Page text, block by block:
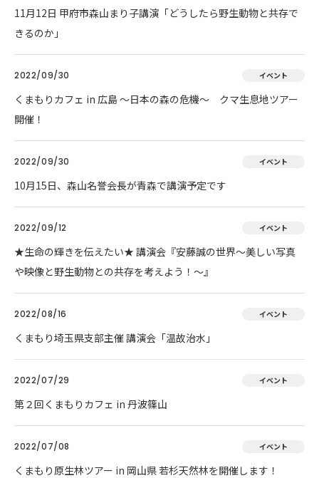
11月12日 甲府市森山まり子講演「どうしたら野生動物と共存で
きるのか」
2022/09/30 イベント
くまもりカフェ in 広島 ～日本の森の危機～ クマ生息地ツアー
開催！
2022/09/30 イベント
10月15日、森山名誉会長が青森で講演予定です
2022/09/12 イベント
★生命の輝きを伝えたい★ 講演会『安藤誠の世界～美しい写真
や映像と野生動物との共存を考えよう！～』
2022/08/16 イベント
くまもり埼玉県支部主催 講演会「温故治水」
2022/07/29 イベント
第２回くまもりカフェ in 丹波篠山
2022/07/08 イベント
くまもり原生林ツアー in 岡山県 若杉天然林を開催します！